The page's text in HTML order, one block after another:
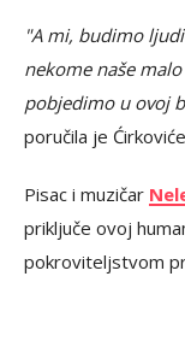
"A mi, budimo
nekome naše
pobjedimo u ovoj
poručila je
Pisac i muzičar
priključe ovoj
pokroviteljstvom